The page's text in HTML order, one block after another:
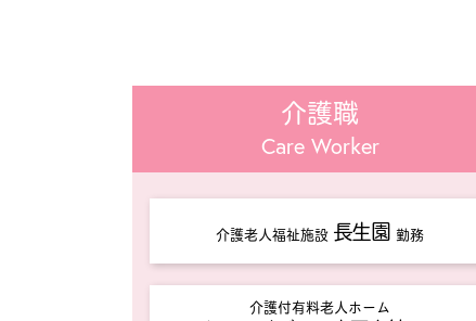
介護職
Care Worker
介護老人福祉施設 長生園 勤務
介護付有料老人ホーム